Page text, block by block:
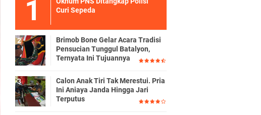
Curi Sepeda
Brimob Bone Gelar Acara Tradisi
Pensucian Tunggul Batalyon,
Ternyata Ini Tujuannya
Calon Anak Tiri Tak Merestui. Pria
Ini Aniaya Janda Hingga Jari
Terputus